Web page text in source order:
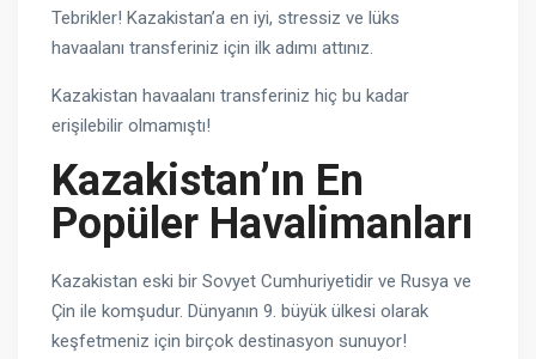
Tebrikler! Kazakistan’a en iyi, stressiz ve lüks
havaalanı transferiniz için ilk adımı attınız.
Kazakistan havaalanı transferiniz hiç bu kadar
erişilebilir olmamıştı!
Kazakistan’ın En
Popüler Havalimanları
Kazakistan eski bir Sovyet Cumhuriyetidir ve Rusya ve
Çin ile komşudur. Dünyanın 9. büyük ülkesi olarak
keşfetmeniz için birçok destinasyon sunuyor!